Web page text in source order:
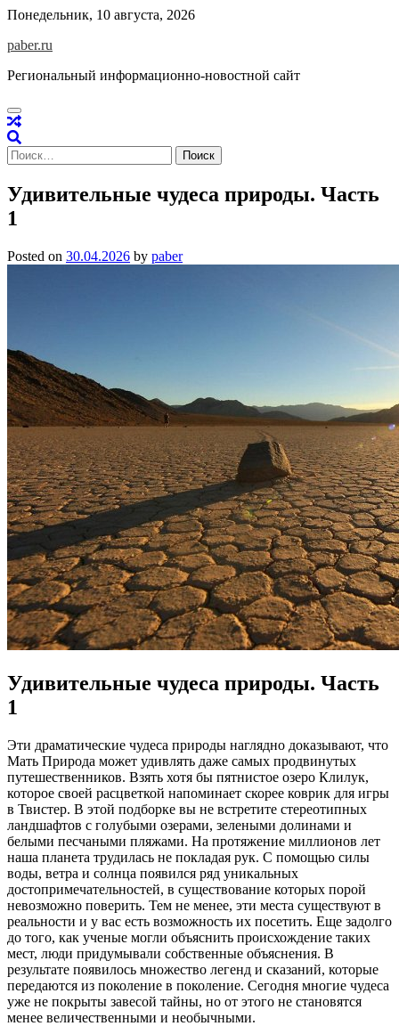
Skip
content
Понедельник, 10 августа, 2026
paber.ru
Региональный информационно-новостной сайт
Найти:
Удивительные чудеса природы. Часть
1
Posted on 30.04.2026 by paber
Удивительные чудеса природы. Часть
1
Эти драматические чудеса природы наглядно доказывают, что
Мать Природа может удивлять даже самых продвинутых
путешественников. Взять хотя бы пятнистое озеро Клилук,
которое своей расцветкой напоминает скорее коврик для игры
в Твистер. В этой подборке вы не встретите стереотипных
ландшафтов с голубыми озерами, зелеными долинами и
белыми песчаными пляжами. На протяжение миллионов лет
наша планета трудилась не покладая рук. С помощью силы
воды, ветра и солнца появился ряд уникальных
достопримечательностей, в существование которых порой
невозможно поверить. Тем не менее, эти места существуют в
реальности и у вас есть возможность их посетить. Еще задолго
до того, как ученые могли объяснить происхождение таких
мест, люди придумывали собственные объяснения. В
результате появилось множество легенд и сказаний, которые
передаются из поколение в поколение. Сегодня многие чудеса
уже не покрыты завесой тайны, но от этого не становятся
менее величественными и необычными.